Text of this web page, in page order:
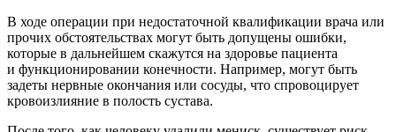
В ходе операции при недостаточной квалификации врача или
прочих обстоятельствах могут быть допущены ошибки,
которые в дальнейшем скажутся на здоровье пациента
и функционировании конечности. Например, могут быть
задеты нервные окончания или сосуды, что спровоцирует
кровоизлияние в полость сустава.